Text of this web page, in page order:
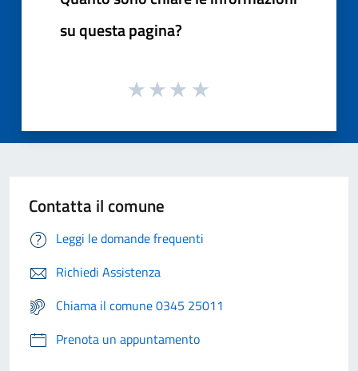
su questa pagina?
Contatta il comune
Leggi le domande frequenti
Richiedi Assistenza
Chiama il comune 0345 25011
Prenota un appuntamento